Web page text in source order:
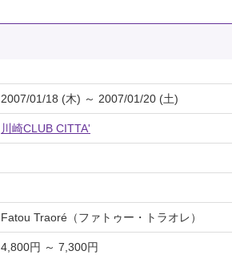
2007/01/18 (木) ～ 2007/01/20 (土)
川崎CLUB CITTA'
Fatou Traoré（ファトゥー・トラオレ）
4,800円 ～ 7,300円